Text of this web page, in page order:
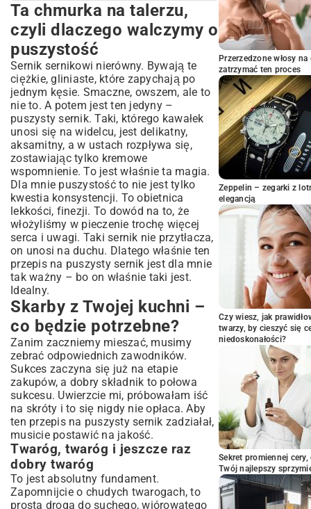
Ta chmurka na talerzu, czyli dlaczego
walczymy o puszystość
Skarby z Twojej kuchni – co będzie
potrzebne?
Twaróg, twaróg i jeszcze raz dobry twaróg
Jajka – nasi mali pomocnicy
Słodycz i aromat prosto z natury
Mąka, budyń, a może kasza manna?
Odrobina tłuszczu dla kremowości
Szczypta soli – nie zapomnij!
No to do dzieła! Jak zrobić puszysty
sernik krok po kroku
Spód – chrupiący fundament (albo i nie)
Masa serowa – tu dzieje się magia
Piana z białek – sekret lekkości
Delikatne połączenie – bądźcie czuli!
Pieczenie i kąpiel wodna
Studzenie – test na cierpliwość
Moje małe sekrety, które robią różnicę
Wasze pytania o puszysty sernik
Teraz Twoja kolej!
Ta chmurka na talerzu,
czyli dlaczego walczymy o
puszystość
Sernik sernikowi nierówny. Bywają te
ciężkie, gliniaste, które zapychają po
jednym kęsie. Smaczne, owszem, ale to
nie to. A potem jest ten jedyny –
puszysty sernik. Taki, którego kawałek
unosi się na widelcu, jest delikatny,
aksamitny, a w ustach rozpływa się,
zostawiając tylko kremowe
wspomnienie. To jest właśnie ta magia.
Dla mnie puszystość to nie jest tylko
kwestia konsystencji. To obietnica
lekkości, finezji. To dowód na to, że
włożyliśmy w pieczenie trochę więcej
serca i uwagi. Taki sernik nie przytłacza,
on unosi na duchu. Dlatego właśnie ten
przepis na puszysty sernik jest dla mnie
tak ważny – bo on właśnie taki jest.
Idealny.
Skarby z Twojej kuchni –
co będzie potrzebne?
Zanim zaczniemy mieszać, musimy
zebrać odpowiednich zawodników.
Sukces zaczyna się już na etapie
zakupów, a dobry składnik to połowa
sukcesu. Uwierzcie mi, próbowałam iść
na skróty i to się nigdy nie opłaca. Aby
ten przepis na puszysty sernik zadziałał,
musicie postawić na jakość.
Twaróg, twaróg i jeszcze raz
dobry twaróg
To jest absolutny fundament.
Zapomnijcie o chudych twarogach, to
prosta droga do suchego, wiórowatego
Przerzedzone włosy
zatrzymać ten proces
Zeppelin – zegarki z
elegancją
Czy wiesz, jak
twarzy, by cieszyć się
niedoskonałości?
Sekret promiennej
Twój najlepszy